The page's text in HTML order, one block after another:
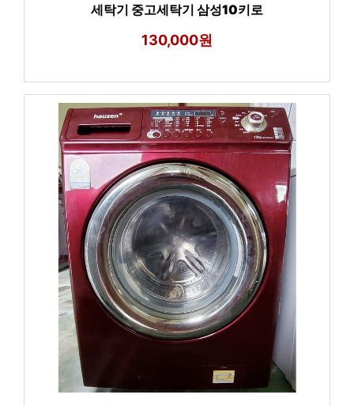
세탁기 중고세탁기 삼성10키로
130,000원